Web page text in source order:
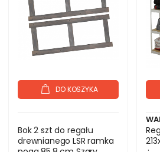
DO KOSZYKA
Bok 2 szt do regału
drewnianego LSR ramka